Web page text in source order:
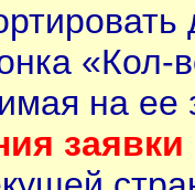
«Кол-
на ее
заявки